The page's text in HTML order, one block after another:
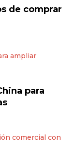
de comprar
para